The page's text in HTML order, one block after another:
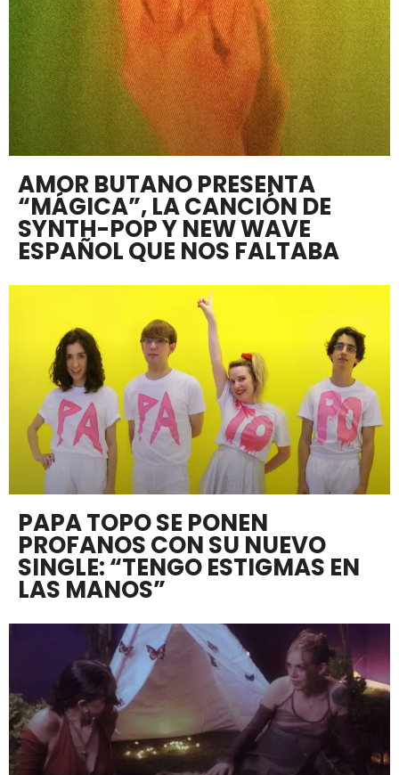
AMOR BUTANO PRESENTA
“MÁGICA”, LA CANCIÓN DE
SYNTH-POP Y NEW WAVE
ESPAÑOL QUE NOS FALTABA
PAPA TOPO SE PONEN
PROFANOS CON SU NUEVO
SINGLE: “TENGO ESTIGMAS EN
LAS MANOS”